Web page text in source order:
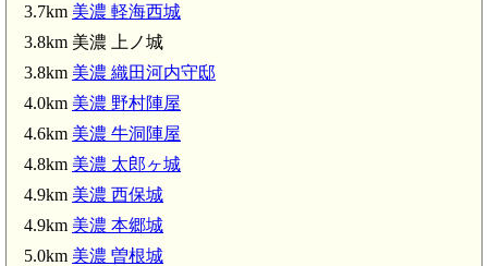
美濃 曽根城(5.0km)
3.7km 美濃 軽海西城
3.8km 美濃 上ノ城
3.8km 美濃 織田河内守邸
4.0km 美濃 野村陣屋
4.6km 美濃 牛洞陣屋
4.8km 美濃 太郎ヶ城
4.9km 美濃 西保城
4.9km 美濃 本郷城
5.0km 美濃 曽根城